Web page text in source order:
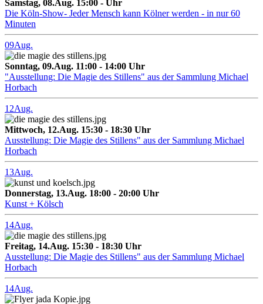
Samstag, 08.Aug. 15:00 - Uhr
Die Köln-Show- Jeder Mensch kann Kölner werden - in nur 60
Minuten
09Aug.
Sonntag, 09.Aug. 11:00 - 14:00 Uhr
"Ausstellung: Die Magie des Stillens" aus der Sammlung Michael
Horbach
12Aug.
Mittwoch, 12.Aug. 15:30 - 18:30 Uhr
Ausstellung: Die Magie des Stillens" aus der Sammlung Michael
Horbach
13Aug.
Donnerstag, 13.Aug. 18:00 - 20:00 Uhr
Kunst + Kölsch
14Aug.
Freitag, 14.Aug. 15:30 - 18:30 Uhr
Ausstellung: Die Magie des Stillens" aus der Sammlung Michael
Horbach
14Aug.